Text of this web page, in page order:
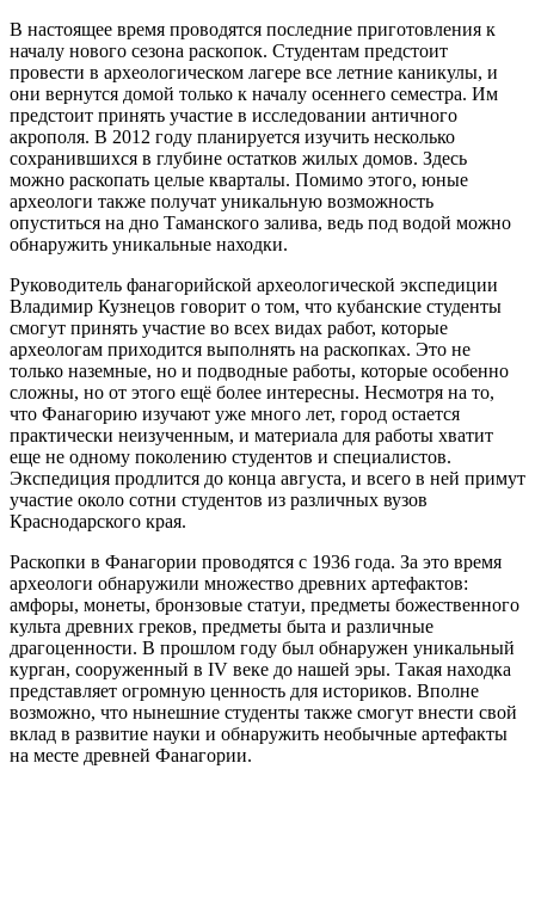
В настоящее время проводятся последние приготовления к
началу нового сезона раскопок. Студентам предстоит
провести в археологическом лагере все летние каникулы, и
они вернутся домой только к началу осеннего семестра. Им
предстоит принять участие в исследовании античного
акрополя. В 2012 году планируется изучить несколько
сохранившихся в глубине остатков жилых домов. Здесь
можно раскопать целые кварталы. Помимо этого, юные
археологи также получат уникальную возможность
опуститься на дно Таманского залива, ведь под водой можно
обнаружить уникальные находки.
Руководитель фанагорийской археологической экспедиции
Владимир Кузнецов говорит о том, что кубанские студенты
смогут принять участие во всех видах работ, которые
археологам приходится выполнять на раскопках. Это не
только наземные, но и подводные работы, которые особенно
сложны, но от этого ещё более интересны. Несмотря на то,
что Фанагорию изучают уже много лет, город остается
практически неизученным, и материала для работы хватит
еще не одному поколению студентов и специалистов.
Экспедиция продлится до конца августа, и всего в ней примут
участие около сотни студентов из различных вузов
Краснодарского края.
Раскопки в Фанагории проводятся с 1936 года. За это время
археологи обнаружили множество древних артефактов:
амфоры, монеты, бронзовые статуи, предметы божественного
культа древних греков, предметы быта и различные
драгоценности. В прошлом году был обнаружен уникальный
курган, сооруженный в IV веке до нашей эры. Такая находка
представляет огромную ценность для историков. Вполне
возможно, что нынешние студенты также смогут внести свой
вклад в развитие науки и обнаружить необычные артефакты
на месте древней Фанагории.